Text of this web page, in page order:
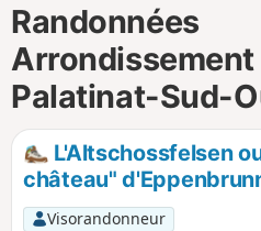
Randonnées
Arrondissement
Palatinat-Sud-
L'Altschossfelsen
château"
Visorandonneur